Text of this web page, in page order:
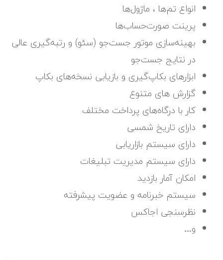
انواع تم‌ها ، ماژول‌ها
پرینت صورت‌حساب‌ها
بهینه‌سازی موتور جست‌جو (سئو) و رتبه‌گیری عالی
در نتایج جست‌جو
ابزارهای بکاپ‌گیری و بازیابی نسخه‌های بکاپ
گزارش های متنوع
کار با درگاه‌های پرداخت مختلف
دارای تاریخ شمسی
دارای سیستم بازاریابی
دارای سیستم مدیریت تبلیغات
امکان آمار بازدید
سیستم خبرنامه و عضویت پیشرفته
نظرسنجی اجاکس
و…